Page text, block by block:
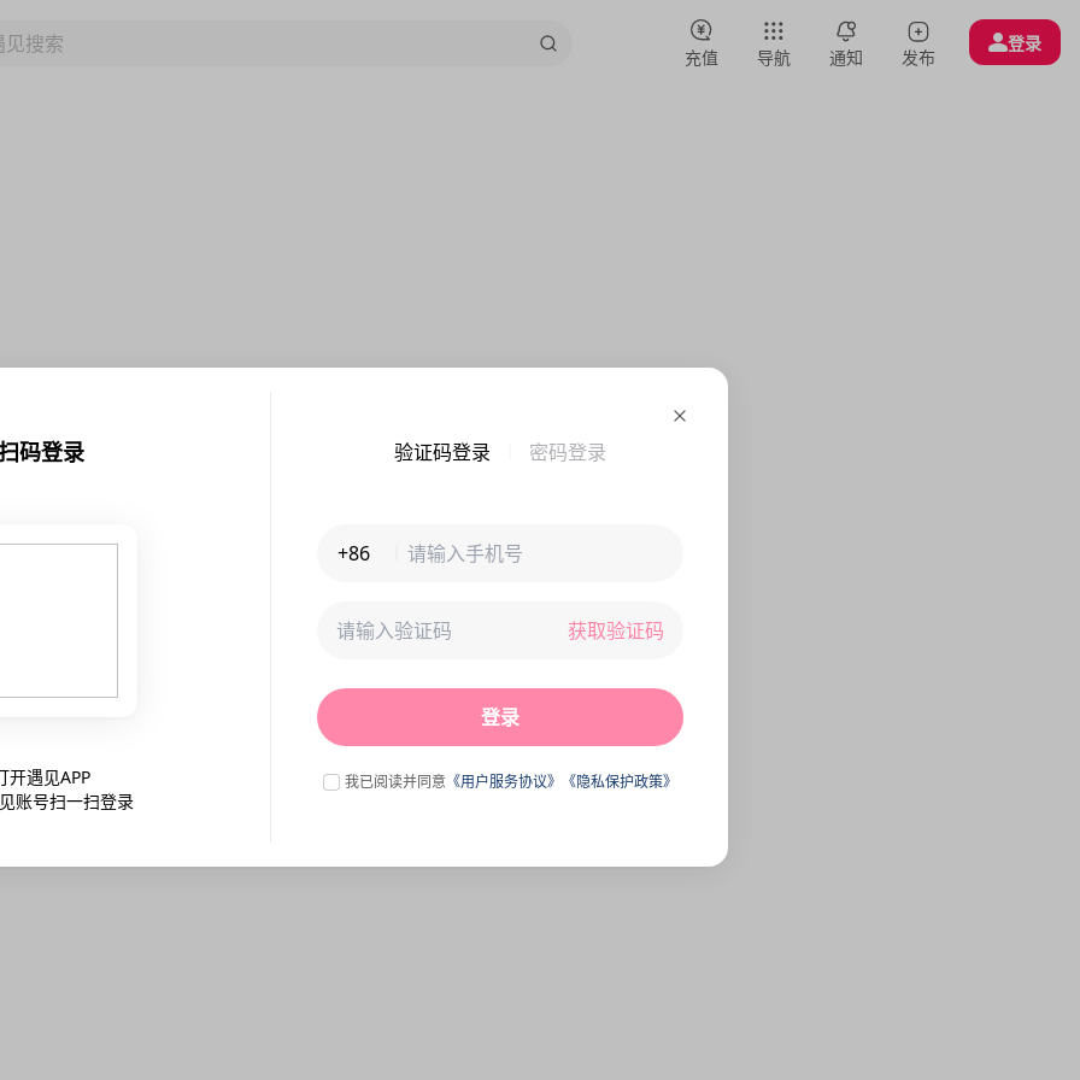
码登录
开遇见APP
账号扫一扫登录
验证码登录 密码登录
+86
获取验证码
登录
我已阅读并同意 《用户服务协议》 《隐私保护政策》
充值 导航 通知 发布
登录